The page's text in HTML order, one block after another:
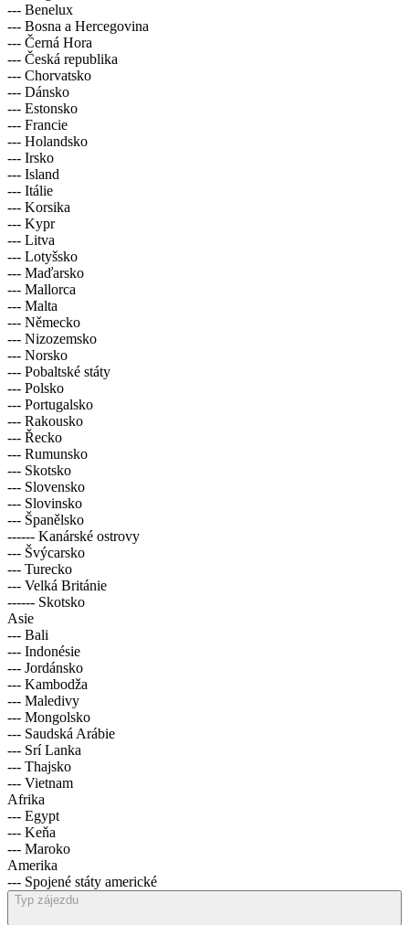
--- Benelux
--- Bosna a Hercegovina
--- Černá Hora
--- Česká republika
--- Chorvatsko
--- Dánsko
--- Estonsko
--- Francie
--- Holandsko
--- Irsko
--- Island
--- Itálie
--- Korsika
--- Kypr
--- Litva
--- Lotyšsko
--- Maďarsko
--- Mallorca
--- Malta
--- Německo
--- Nizozemsko
--- Norsko
--- Pobaltské státy
--- Polsko
--- Portugalsko
--- Rakousko
--- Řecko
--- Rumunsko
--- Skotsko
--- Slovensko
--- Slovinsko
--- Španělsko
------ Kanárské ostrovy
--- Švýcarsko
--- Turecko
--- Velká Británie
------ Skotsko
Asie
--- Bali
--- Indonésie
--- Jordánsko
--- Kambodža
--- Maledivy
--- Mongolsko
--- Saudská Arábie
--- Srí Lanka
--- Thajsko
--- Vietnam
Afrika
--- Egypt
--- Keňa
--- Maroko
Amerika
--- Spojené státy americké
Typ zájezdu